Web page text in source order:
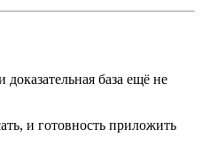
база ещё не
и готовность приложить